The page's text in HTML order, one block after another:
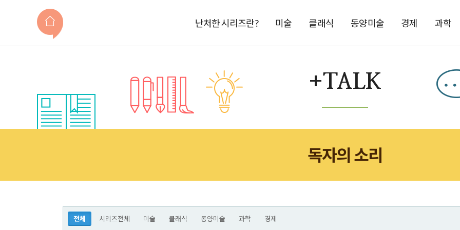
난처한 시리즈란? 미술 클래식 동양미술 경제 과학
+TALK
독자의 소리
전체 시리즈전체 미술 클래식 동양미술 과학 경제